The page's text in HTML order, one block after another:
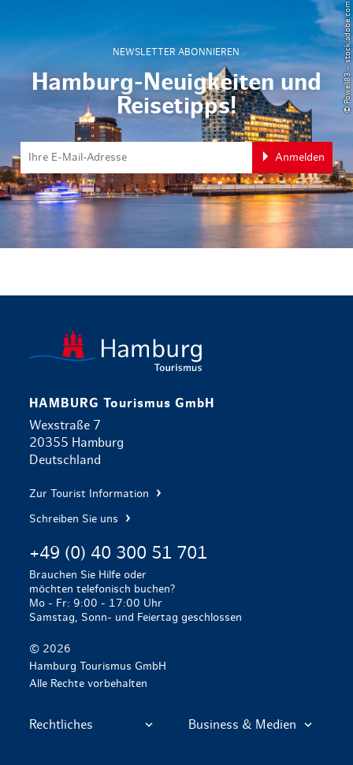
NEWSLETTER ABONNIEREN
Hamburg-Neuigkeiten und
Reisetipps!
Anmelden
© Powell83 – stock.adobe.com
HAMBURG Tourismus GmbH
Wexstraße 7
20355 Hamburg
Deutschland
Zur Tourist Information
Schreiben Sie uns
+49 (0) 40 300 51 701
Brauchen Sie Hilfe oder
möchten telefonisch buchen?
Mo - Fr: 9:00 - 17:00 Uhr
Samstag, Sonn- und Feiertag geschlossen
© 2026
Hamburg Tourismus GmbH
Alle Rechte vorbehalten
Rechtliches Business & Medien